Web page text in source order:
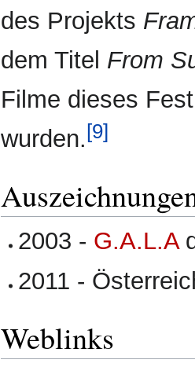
des Projekts
dem Titel From
Filme dieses
wurden.[9]
2003 - G.A.L.A
2011 -
Weblinks